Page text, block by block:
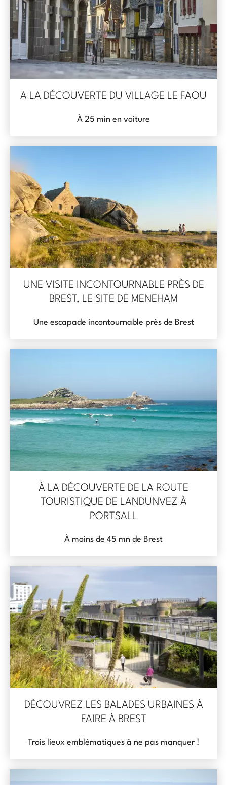
A LA DÉCOUVERTE DU VILLAGE LE FAOU
À 25 min en voiture
UNE VISITE INCONTOURNABLE PRÈS DE
BREST, LE SITE DE MENEHAM
Une escapade incontournable près de Brest
À LA DÉCOUVERTE DE LA ROUTE
TOURISTIQUE DE LANDUNVEZ À
PORTSALL
À moins de 45 mn de Brest
DÉCOUVREZ LES BALADES URBAINES À
FAIRE À BREST
Trois lieux emblématiques à ne pas manquer !